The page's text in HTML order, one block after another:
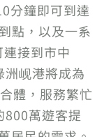
分鐘即可到達
點，以及一系
接到市中
岘港將成為
體，服務繁忙
800萬遊客提